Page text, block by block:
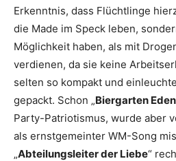
Erkenntnis, dass Flüchtlinge
die Made im Speck leben,
Möglichkeit haben, als mit
verdienen, da sie keine
selten so kompakt und
gepackt. Schon „Biergarten Eden
Party-Patriotismus, wurde aber
als ernstgemeinter WM-Song
„Abteilungsleiter der Liebe“